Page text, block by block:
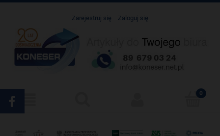
Zarejestruj się Zaloguj się